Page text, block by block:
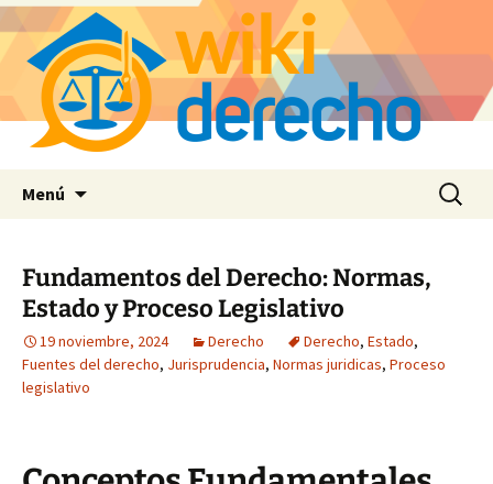
Menú Buscar:
Fundamentos del Derecho: Normas,
Estado y Proceso Legislativo
19 noviembre, 2024 Derecho Derecho, Estado,
Fuentes del derecho, Jurisprudencia, Normas juridicas, Proceso
legislativo